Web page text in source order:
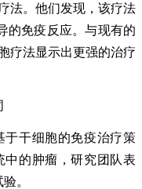
法。他们发现，该疗法
的免疫反应。与现有的
疗法显示出更强的治疗
于干细胞的免疫治疗策
的肿瘤，研究团队表
。